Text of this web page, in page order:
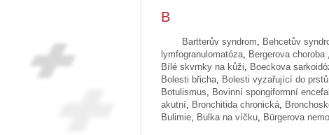
B
Bartterův syndrom, Behcetův
lymfogranulomatóza, Bergerova choroba ,
Bílé skvrnky na kůži, Boeckova
Bolesti břicha, Bolesti vyzařující do prstů
Botulismus, Bovinní spongiformní
akutní, Bronchitida chronická,
Bulimie, Bulka na víčku, Bürgerova